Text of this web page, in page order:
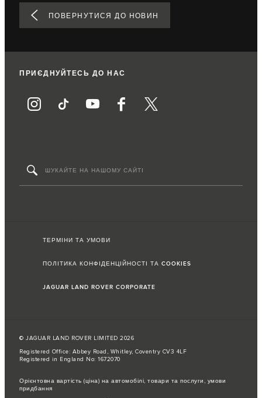
ПОВЕРНУТИСЯ ДО НОВИН
ПРИЄДНУЙТЕСЬ ДО НАС
ТЕРМІНИ ТА УМОВИ
ПОЛІТИКА КОНФІДЕНЦІЙНОСТІ ТА COOKIES
JAGUAR LAND ROVER CORPORATE
© JAGUAR LAND ROVER LIMITED 2026
Registered Office: Abbey Road, Whitley, Coventry CV3 4LF
Registered in England No: 1672070
Орієнтовна вартість (ціна) на автомобілі, товари та послуги, умови
придбання